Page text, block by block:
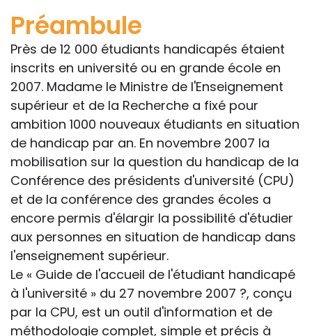
Préambule
Près de 12 000 étudiants handicapés étaient
inscrits en université ou en grande école en
2007. Madame le Ministre de l'Enseignement
supérieur et de la Recherche a fixé pour
ambition 1000 nouveaux étudiants en situation
de handicap par an. En novembre 2007 la
mobilisation sur la question du handicap de la
Conférence des présidents d'université (CPU)
et de la conférence des grandes écoles a
encore permis d'élargir la possibilité d'étudier
aux personnes en situation de handicap dans
l'enseignement supérieur.
Le « Guide de l'accueil de l'étudiant handicapé
à l'université » du 27 novembre 2007 ?, conçu
par la CPU, est un outil d'information et de
méthodologie complet, simple et précis à
décisions, ce qui ne peut être le cas des
rédacteurs des fiches, qui sont
évidemment dans l’impossibilité de les
apprécier in abstracto.